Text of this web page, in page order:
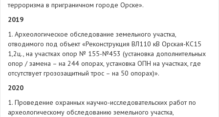
терроризма в приграничном городе Орске».
2019
1. Археологическое обследование земельного участка,
отводимого под объект «Реконструкция ВЛ110 кВ Орская-КС15
1,2ц., на участках опор № 155-№453 (установка дополнительных
опор / замена – на 244 опорах, установка ОПН на участках, где
отсутствует грозозащитный трос – на 50 опорах)».
2020
1. Проведение охранных научно-исследовательских работ по
археологическому обследованию земельного участка,